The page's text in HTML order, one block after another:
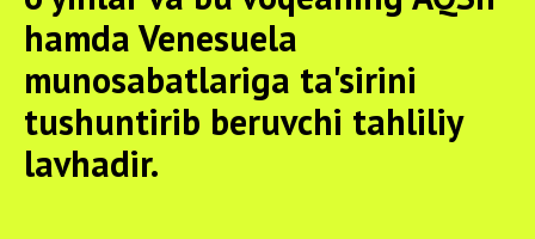
hamda Venesuela
munosabatlariga ta'sirini
tushuntirib beruvchi tahliliy
lavhadir.